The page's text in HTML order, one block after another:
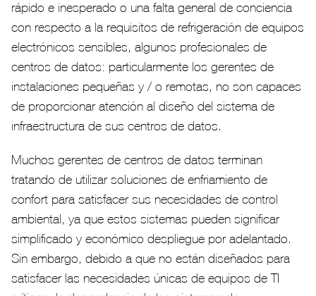
rápido e inesperado o una falta general de conciencia
con respecto a la requisitos de refrigeración de equipos
electrónicos sensibles, algunos profesionales de
centros de datos: particularmente los gerentes de
instalaciones pequeñas y / o remotas, no son capaces
de proporcionar atención al diseño del sistema de
infraestructura de sus centros de datos.
Muchos gerentes de centros de datos terminan
tratando de utilizar soluciones de enfriamiento de
confort para satisfacer sus necesidades de control
ambiental, ya que estos sistemas pueden significar
simplificado y económico despliegue por adelantado.
Sin embargo, debido a que no están diseñados para
satisfacer las necesidades únicas de equipos de TI